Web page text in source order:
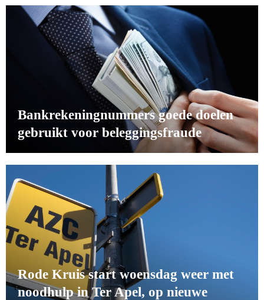
Bankrekeningnummers goede doelen
gebruikt voor beleggingsfraude
Rode Kruis start woensdag weer met
noodhulp in Ter Apel, op nieuwe